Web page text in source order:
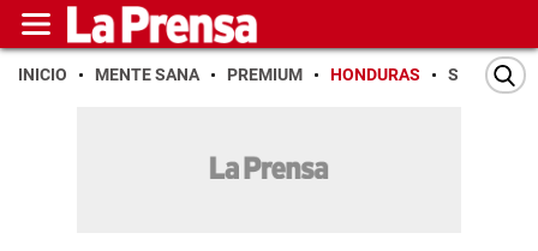
INICIO MENTE SANA PREMIUM HONDURAS SAN PEDRO